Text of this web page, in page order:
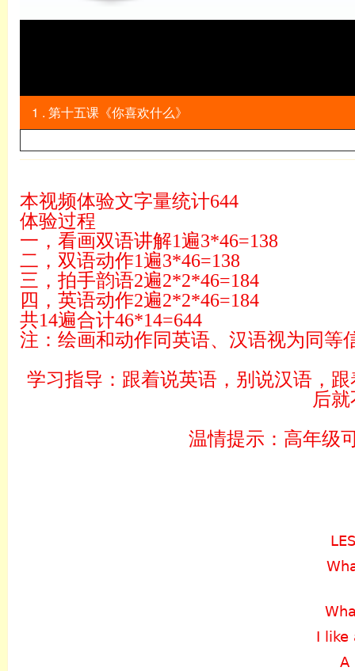
1 . 第十五课《你喜欢什么》
本视频体验文字量统计644
体验过程
一，看画双语讲解1遍3*46=138
二，双语动作1遍3*46=138
三，拍手韵语2遍2*2*46=184
四，英语动作2遍2*2*46=184
共14遍合计46*14=644
注：绘画和动作同英语、汉语视为同等
学习指导：跟着说英语，别说汉语，
后
温情提示：高年级
I like
A